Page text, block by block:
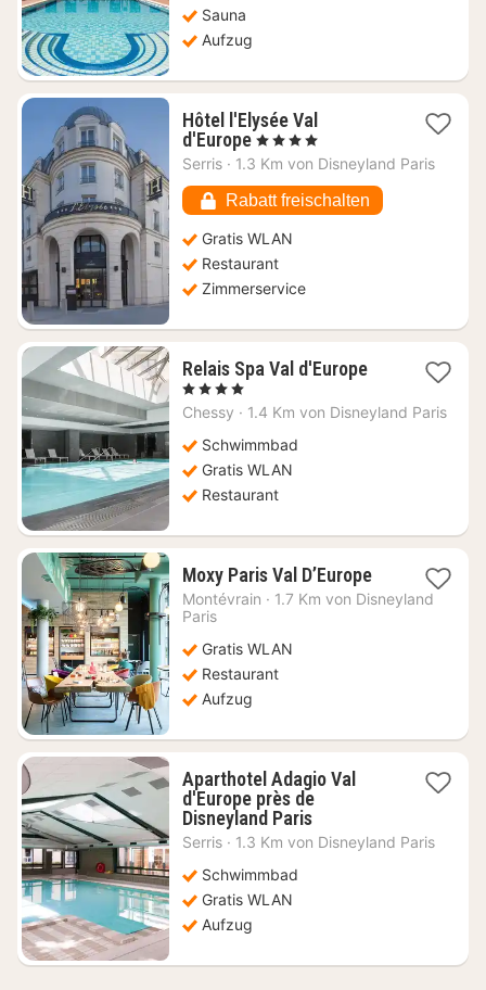
Sauna
Aufzug
Hôtel l'Elysée Val
d'Europe1
Nacht
189,09
€
, 4 Sterne
Serris · 1.3 Km von Disneyland Paris
Rabatt freischalten
Gratis WLAN
Restaurant
Zimmerservice
Relais Spa Val d'Europe1
ab
164,18
, 4 Sterne
Chessy · 1.4 Km von Disneyland Paris
Schwimmbad
Gratis WLAN
Restaurant
Moxy Paris Val D’Europe1
Nacht
Montévrain · 1.7 Km von Disneyland
Paris
Gratis WLAN
Restaurant
Aufzug
Aparthotel Adagio Val
d'Europe près de
Disneyland Paris1
Nacht
Serris · 1.3 Km von Disneyland Paris
Schwimmbad
Gratis WLAN
Aufzug